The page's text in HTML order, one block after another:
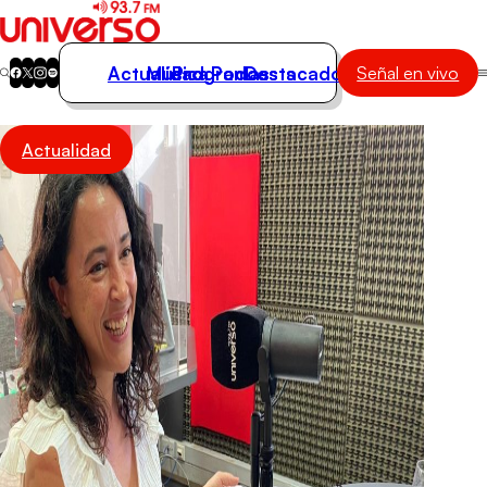
Actualidad
Música
Programas
Podcasts
Destacados
Actualidad
Música
Programas
Podcasts
Destacados Señal en vivo
Actualidad